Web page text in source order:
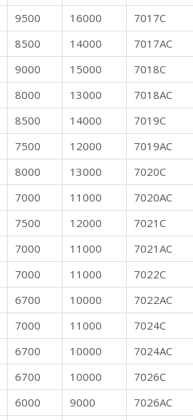
9500 16000
7017C
8500 14000
7017AC
9000 15000
7018C
8000 13000
7018AC
8500 14000
7019C
7500 12000
7019AC
8000 13000
7020C
7000 11000
7020AC
7500 12000
7021C
7000 11000
7021AC
7000 11000
7022C
6700 10000
7022AC
7000 11000
7024C
6700 10000
7024AC
6700 10000
7026C
6000 9000
7026AC